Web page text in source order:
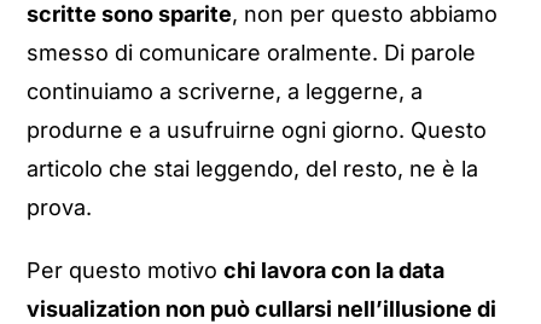
scritte sono sparite, non per questo abbiamo
smesso di comunicare oralmente. Di parole
continuiamo a scriverne, a leggerne, a
produrne e a usufruirne ogni giorno. Questo
articolo che stai leggendo, del resto, ne è la
prova.
Per questo motivochi lavora con la data
visualization non può cullarsi nell’illusione di